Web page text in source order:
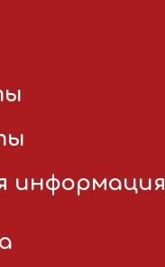
информация